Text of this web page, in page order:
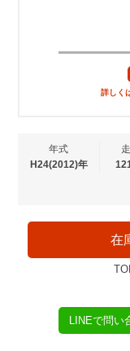
詳しく
年式
H24(2012)年
在
LINEで問い